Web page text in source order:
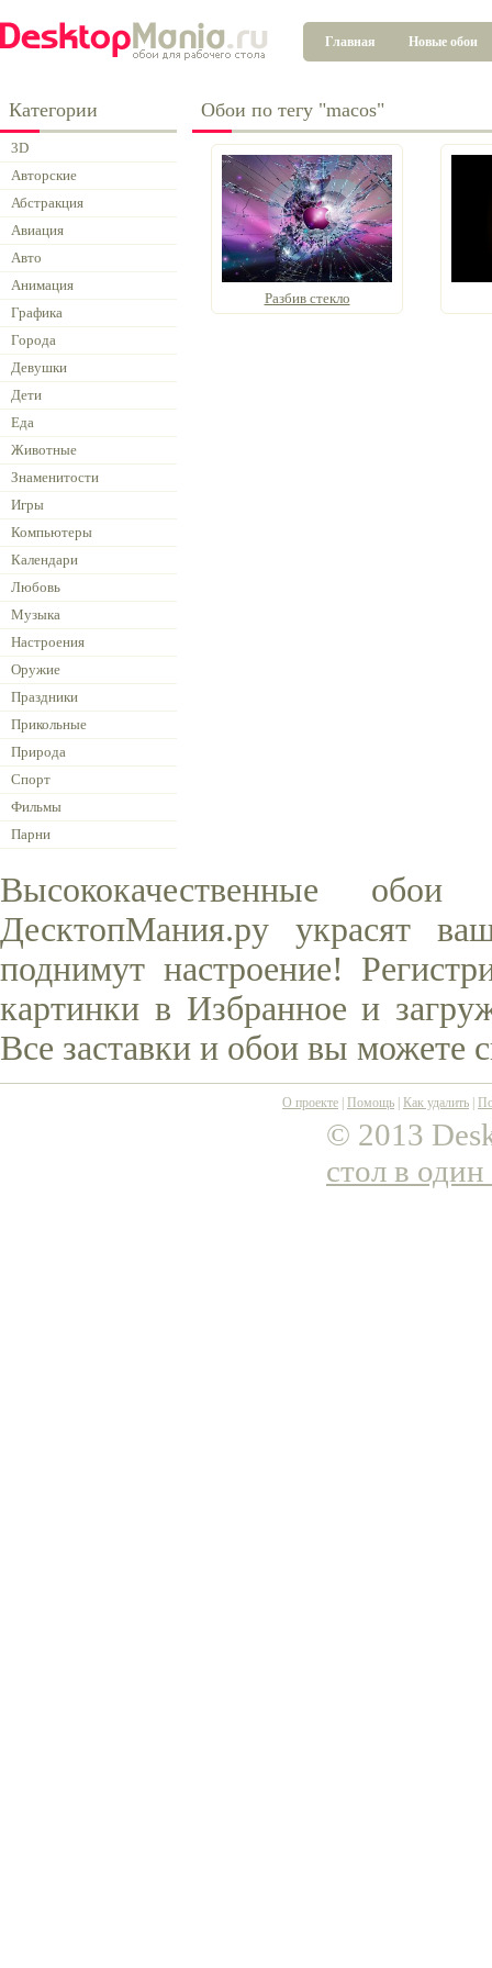
Главная Новые обои
Категории
3D
Авторские
Абстракция
Авиация
Авто
Анимация
Графика
Города
Девушки
Дети
Еда
Животные
Знаменитости
Игры
Компьютеры
Календари
Любовь
Музыка
Настроения
Оружие
Праздники
Прикольные
Природа
Спорт
Фильмы
Парни
Обои по тегу "macos"
Разбив стекло
Высококачественные
ДесктопМания.ру украсят
поднимут настроение!
картинки в Избранное и
Все заставки и обои вы можете
О проекте Помощь Как удалить
© 2013
стол в